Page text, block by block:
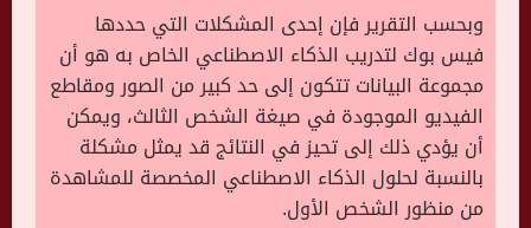
وبحسب التقرير فإن إحدى المشكلات التي حددها
فيس بوك لتدريب الذكاء الاصطناعي الخاص به هو أن
مجموعة البيانات تتكون إلى حد كبير من الصور ومقاطع
الفيديو الموجودة في صيغة الشخص الثالث، ويمكن
أن يؤدي ذلك إلى تحيز في النتائج قد يمثل مشكلة
بالنسبة لحلول الذكاء الاصطناعي المخصصة للمشاهدة
من منظور الشخص الأول.